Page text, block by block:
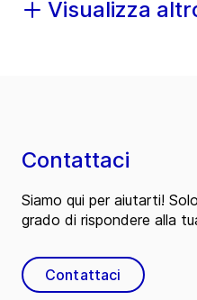
Visualizza
Contattaci
Siamo qui per aiutarti!
grado di rispondere alla
Contattaci